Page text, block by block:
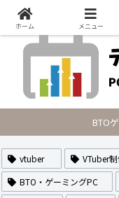
PCの最新セール情報
BTO
vtuber VTuber
BTO・ゲーミングPC
ホーム メニュー